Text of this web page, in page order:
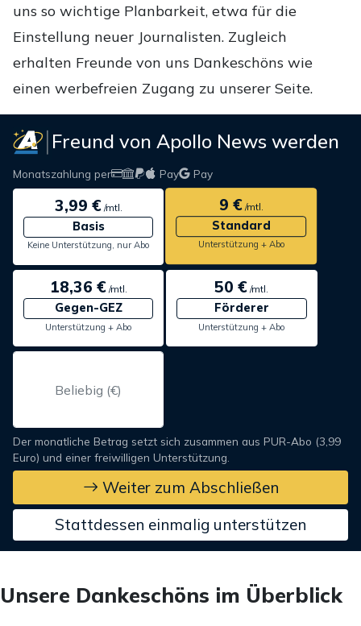
uns so wichtige Planbarkeit, etwa für die
Einstellung neuer Journalisten. Zugleich
erhalten Freunde von uns Dankeschöns wie
einen werbefreien Zugang zu unserer Seite.
Freund von Apollo News werden
Monatszahlung per Pay Pay
3,99 €/mtl.
Basis
Keine Unterstützung, nur Abo
9 €/mtl.
Standard
Unterstützung + Abo
18,36 €/mtl.
Gegen-GEZ
Unterstützung + Abo
50 € /mtl.
Förderer
Unterstützung + Abo
Der monatliche Betrag setzt sich zusammen aus PUR-Abo (3,99
Euro) und einer freiwilligen Unterstützung.
Weiter zum Abschließen
Stattdessen einmalig unterstützen
Unsere Dankeschöns im Überblick